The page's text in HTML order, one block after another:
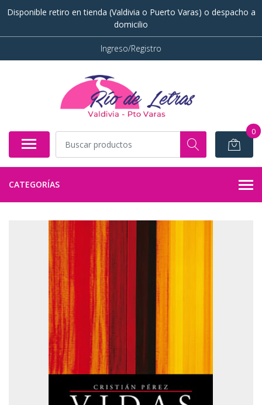
Disponible retiro en tienda (Valdivia o Puerto Varas) o despacho a
domicilio
Ingreso/Registro
0
CATEGORÍAS